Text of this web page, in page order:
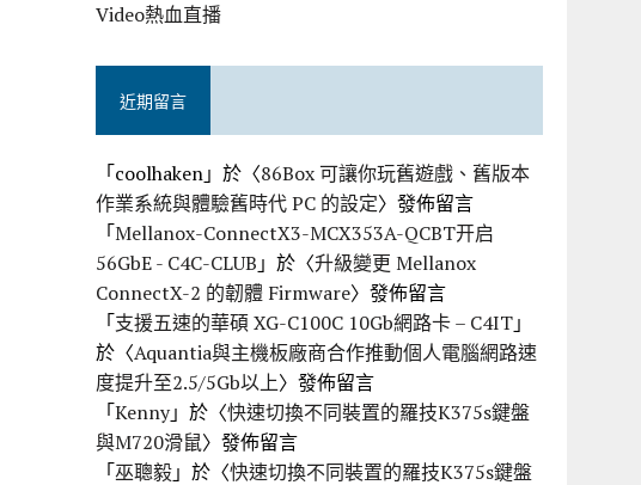
Video熱血直播
近期留言
「coolhaken」於〈86Box 可讓你玩舊遊戲、舊版本
作業系統與體驗舊時代 PC 的設定〉發佈留言
「Mellanox-ConnectX3-MCX353A-QCBT开启
56GbE - C4C-CLUB 」於〈升級變更 Mellanox
ConnectX-2 的韌體 Firmware〉發佈留言
「支援五速的華碩 XG-C100C 10Gb網路卡 – C4IT」
於〈Aquantia與主機板廠商合作推動個人電腦網路速
度提升至2.5/5Gb以上〉發佈留言
「Kenny」於〈快速切換不同裝置的羅技K375s鍵盤
與M720滑鼠〉發佈留言
「巫聰毅」於〈快速切換不同裝置的羅技K375s鍵盤